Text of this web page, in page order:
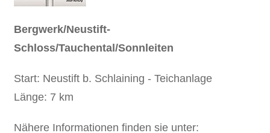
Bergwerk/Neustift-
Schloss/Tauchental/Sonnleiten
Start: Neustift b. Schlaining - Teichanlage
Länge: 7 km
Nähere Informationen finden sie unter: